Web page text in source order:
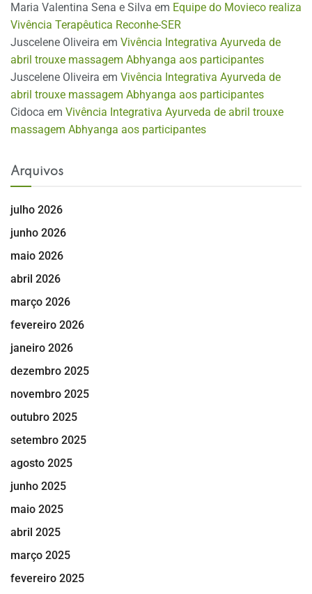
Maria Valentina Sena e Silva em Equipe do Movieco realiza
Vivência Terapêutica Reconhe-SER
Juscelene Oliveira em Vivência Integrativa Ayurveda de
abril trouxe massagem Abhyanga aos participantes
Juscelene Oliveira em Vivência Integrativa Ayurveda de
abril trouxe massagem Abhyanga aos participantes
Cidoca em Vivência Integrativa Ayurveda de abril trouxe
massagem Abhyanga aos participantes
Arquivos
julho 2026
junho 2026
maio 2026
abril 2026
março 2026
fevereiro 2026
janeiro 2026
dezembro 2025
novembro 2025
outubro 2025
setembro 2025
agosto 2025
junho 2025
maio 2025
abril 2025
março 2025
fevereiro 2025